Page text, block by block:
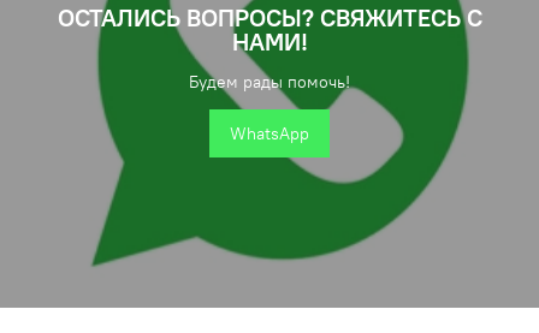
ОСТАЛИСЬ ВОПРОСЫ? СВЯЖИТЕСЬ С
НАМИ!
Будем рады помочь!
WhatsApp